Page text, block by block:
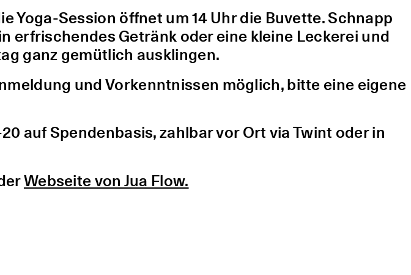
Yoga-Session öffnet um 14 Uhr die Buvette. Schnapp
erfrischendes Getränk oder eine kleine Leckerei und
ganz gemütlich ausklingen.
und Vorkenntnissen möglich, bitte eine eigene
auf Spendenbasis, zahlbar vor Ort via Twint oder in
Webseite von Jua Flow.